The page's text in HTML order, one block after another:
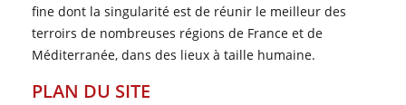
fine dont la singularité est de réunir le meilleur des
terroirs de nombreuses régions de France et de
Méditerranée, dans des lieux à taille humaine.
PLAN DU SITE